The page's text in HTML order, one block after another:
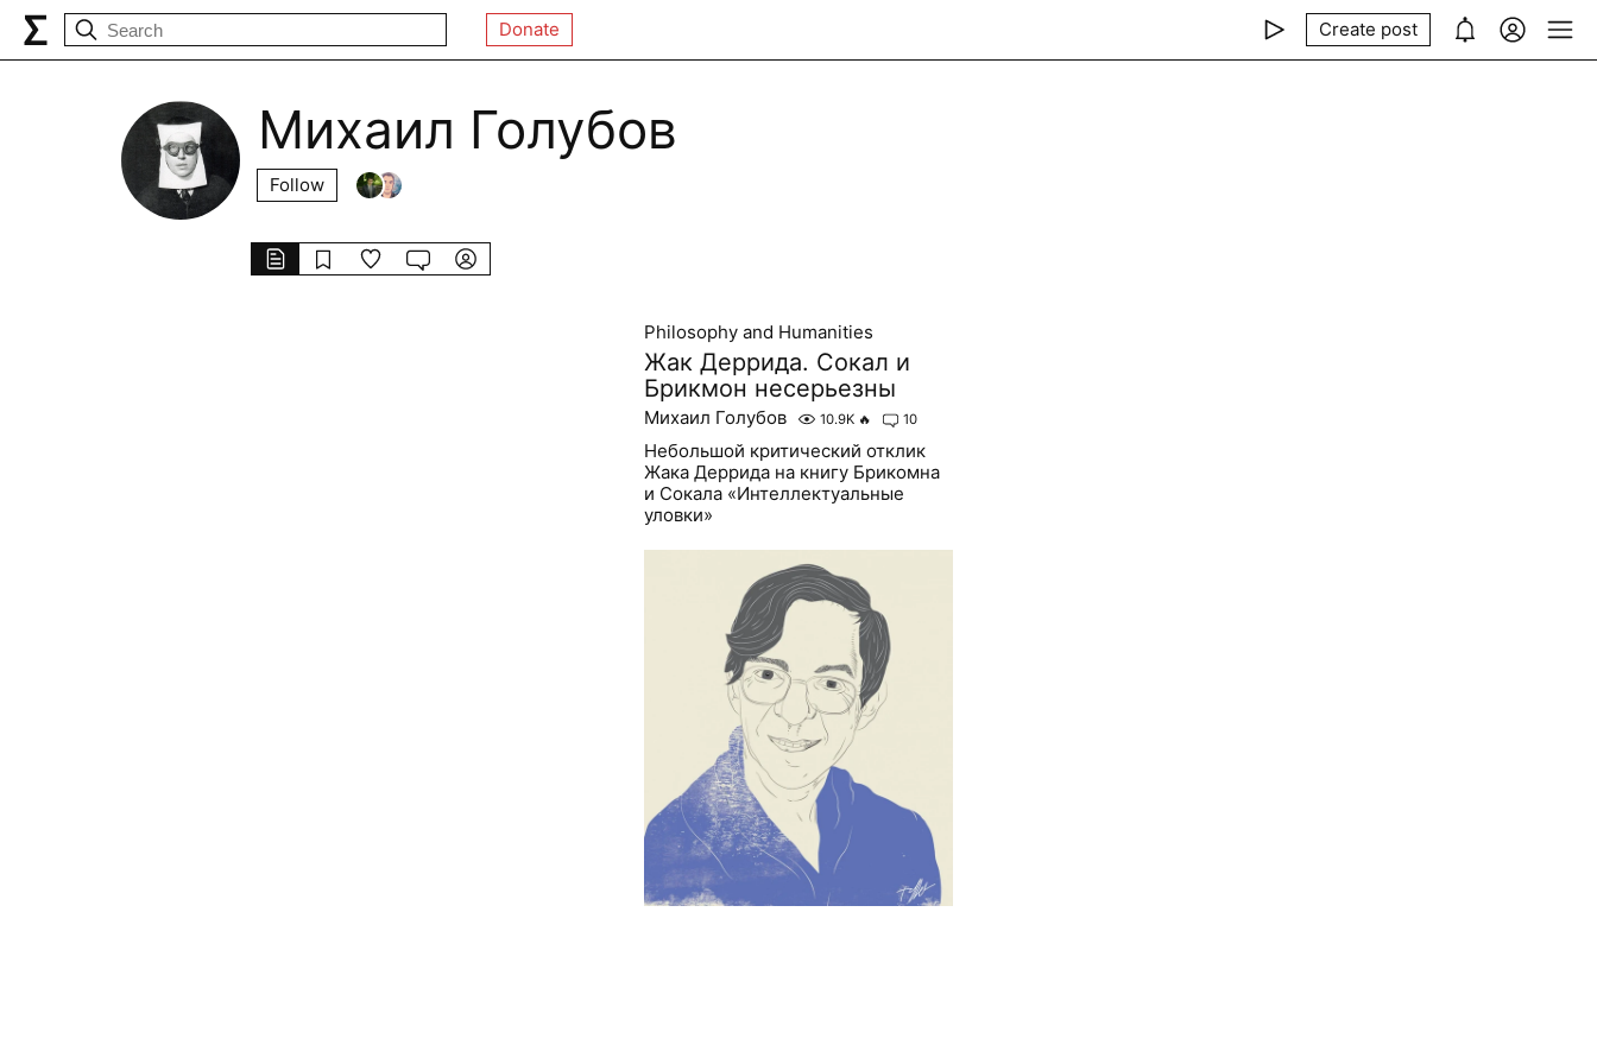
Donate Create post
Михаил Голубов
Follow
Philosophy and Humanities
Жак Деррида. Сокал и
Брикмон несерьезны
Михаил Голубов 10.9K 🔥 10
Небольшой критический отклик
Жака Деррида на книгу Брикомна
и Сокала «Интеллектуальные
уловки»